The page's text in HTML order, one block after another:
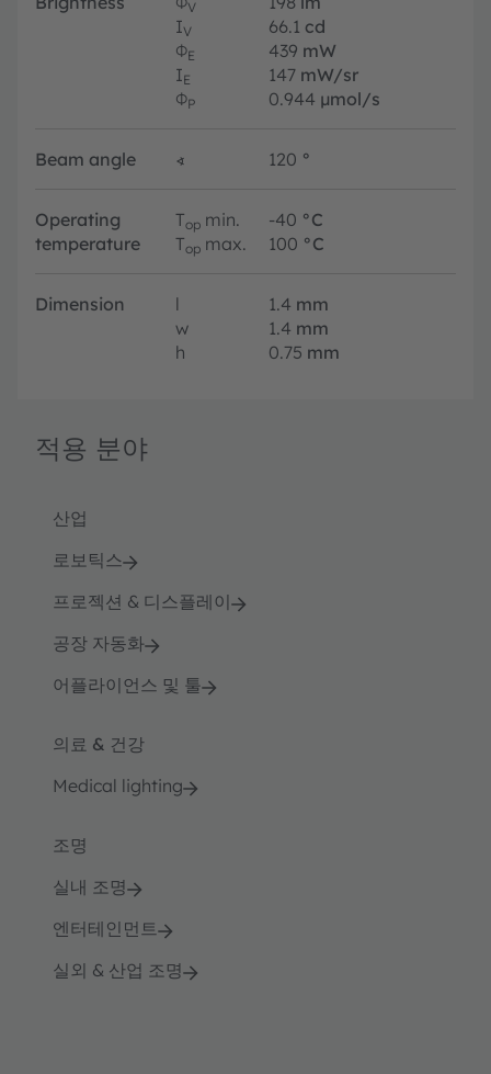
V
IV 66.1 cd
ΦE 439 mW
IE 147 mW/sr
ΦP 0.944 µmol/s
Beam angle ∢ 120 °
Operating
temperature
Top min. -40 °C
Top max. 100 °C
Dimension l 1.4 mm
w
1.4 mm
h
0.75 mm
적용 분야
산업
로보틱스
프로젝션 & 디스플레이
공장 자동화
어플라이언스 및 툴
의료 & 건강
Medical lighting
조명
실내 조명
엔터테인먼트
실외 & 산업 조명